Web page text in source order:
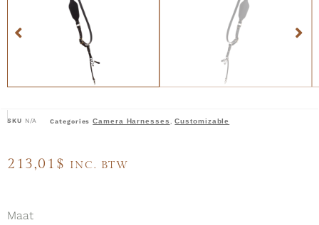
SKU N/A Categories Camera Harnesses ,Customizable
213,01 $ INC. BTW
Maat